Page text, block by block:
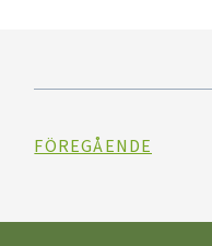
FÖREGÅENDE